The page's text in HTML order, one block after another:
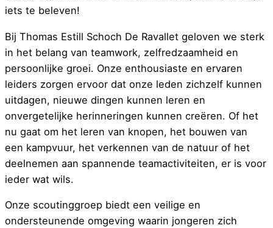
iets te beleven!
Bij Thomas Estill Schoch De Ravallet geloven we sterk
in het belang van teamwork, zelfredzaamheid en
persoonlijke groei. Onze enthousiaste en ervaren
leiders zorgen ervoor dat onze leden zichzelf kunnen
uitdagen, nieuwe dingen kunnen leren en
onvergetelijke herinneringen kunnen creëren. Of het
nu gaat om het leren van knopen, het bouwen van
een kampvuur, het verkennen van de natuur of het
deelnemen aan spannende teamactiviteiten, er is voor
ieder wat wils.
Onze scoutinggroep biedt een veilige en
ondersteunende omgeving waarin jongeren zich